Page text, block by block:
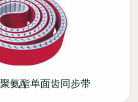
氨酯单面齿同步带